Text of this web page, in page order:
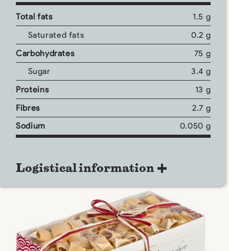
Total fats
1.5 g
Saturated fats
0.2 g
Carbohydrates
75 g
Sugar
3.4 g
Proteins
13 g
Fibres
2.7 g
Sodium
0.050 g
Logistical information